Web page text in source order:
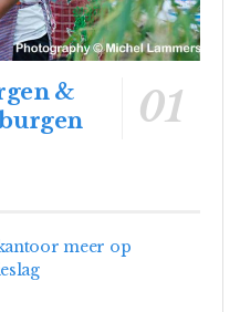
&
meer op